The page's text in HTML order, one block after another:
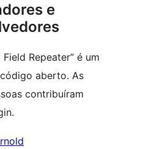
e
Field Repeater” é um
aberto. As
contribuíram